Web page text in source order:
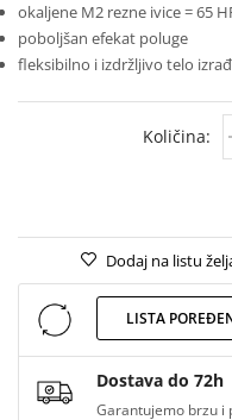
okaljene M2 rezne ivice = 65
poboljšan efekat poluge
fleksibilno i izdržljivo telo
Dodaj na listu
LISTA
Dostava do 72h
Garantujemo brzu i